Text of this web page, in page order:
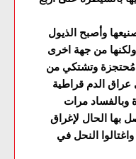
وأصبح الذيول
ولكنها من جهة اخرى
وتشتكي من
عراق الدم قراطية
وبالفساد مرات
بها الحال لإغراق
النحل في